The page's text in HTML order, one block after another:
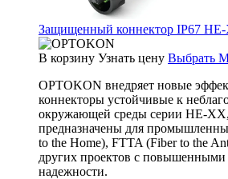
Защищенный коннектор IP67
В корзину Узнать цену Выбрать
OPTOKON внедряет новые
коннекторы устойчивые к
окружающей среды серии HE-
предназначены для
to the Home), FTTA (Fiber to the
других проектов с повышенными
надежности.